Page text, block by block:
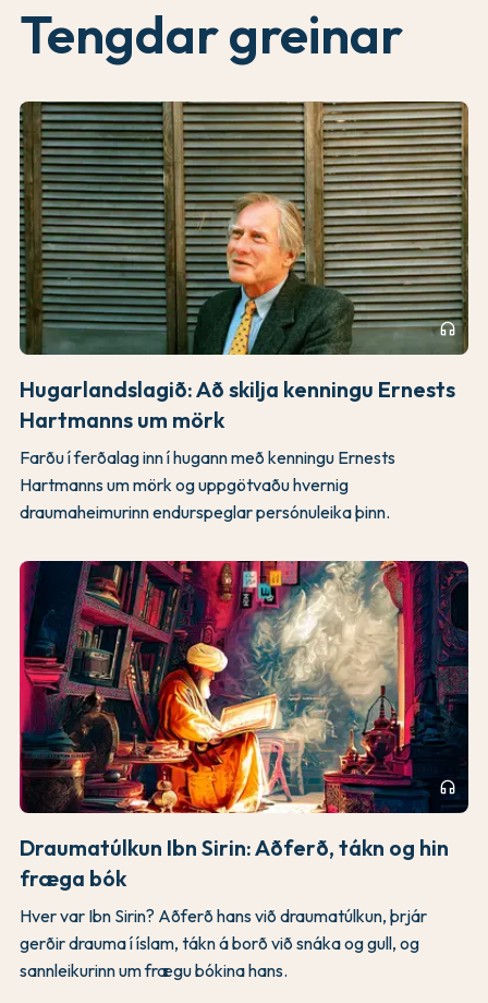
Tengdar greinar
headphones
Hugarlandslagið: Að skilja kenningu Ernests
Hartmanns um mörk
Farðu í ferðalag inn í hugann með kenningu Ernests
Hartmanns um mörk og uppgötvaðu hvernig
draumaheimurinn endurspeglar persónuleika þinn.
headphones
Draumatúlkun Ibn Sirin: Aðferð, tákn og hin
fræga bók
Hver var Ibn Sirin? Aðferð hans við draumatúlkun, þrjár
gerðir drauma í íslam, tákn á borð við snáka og gull, og
sannleikurinn um frægu bókina hans.